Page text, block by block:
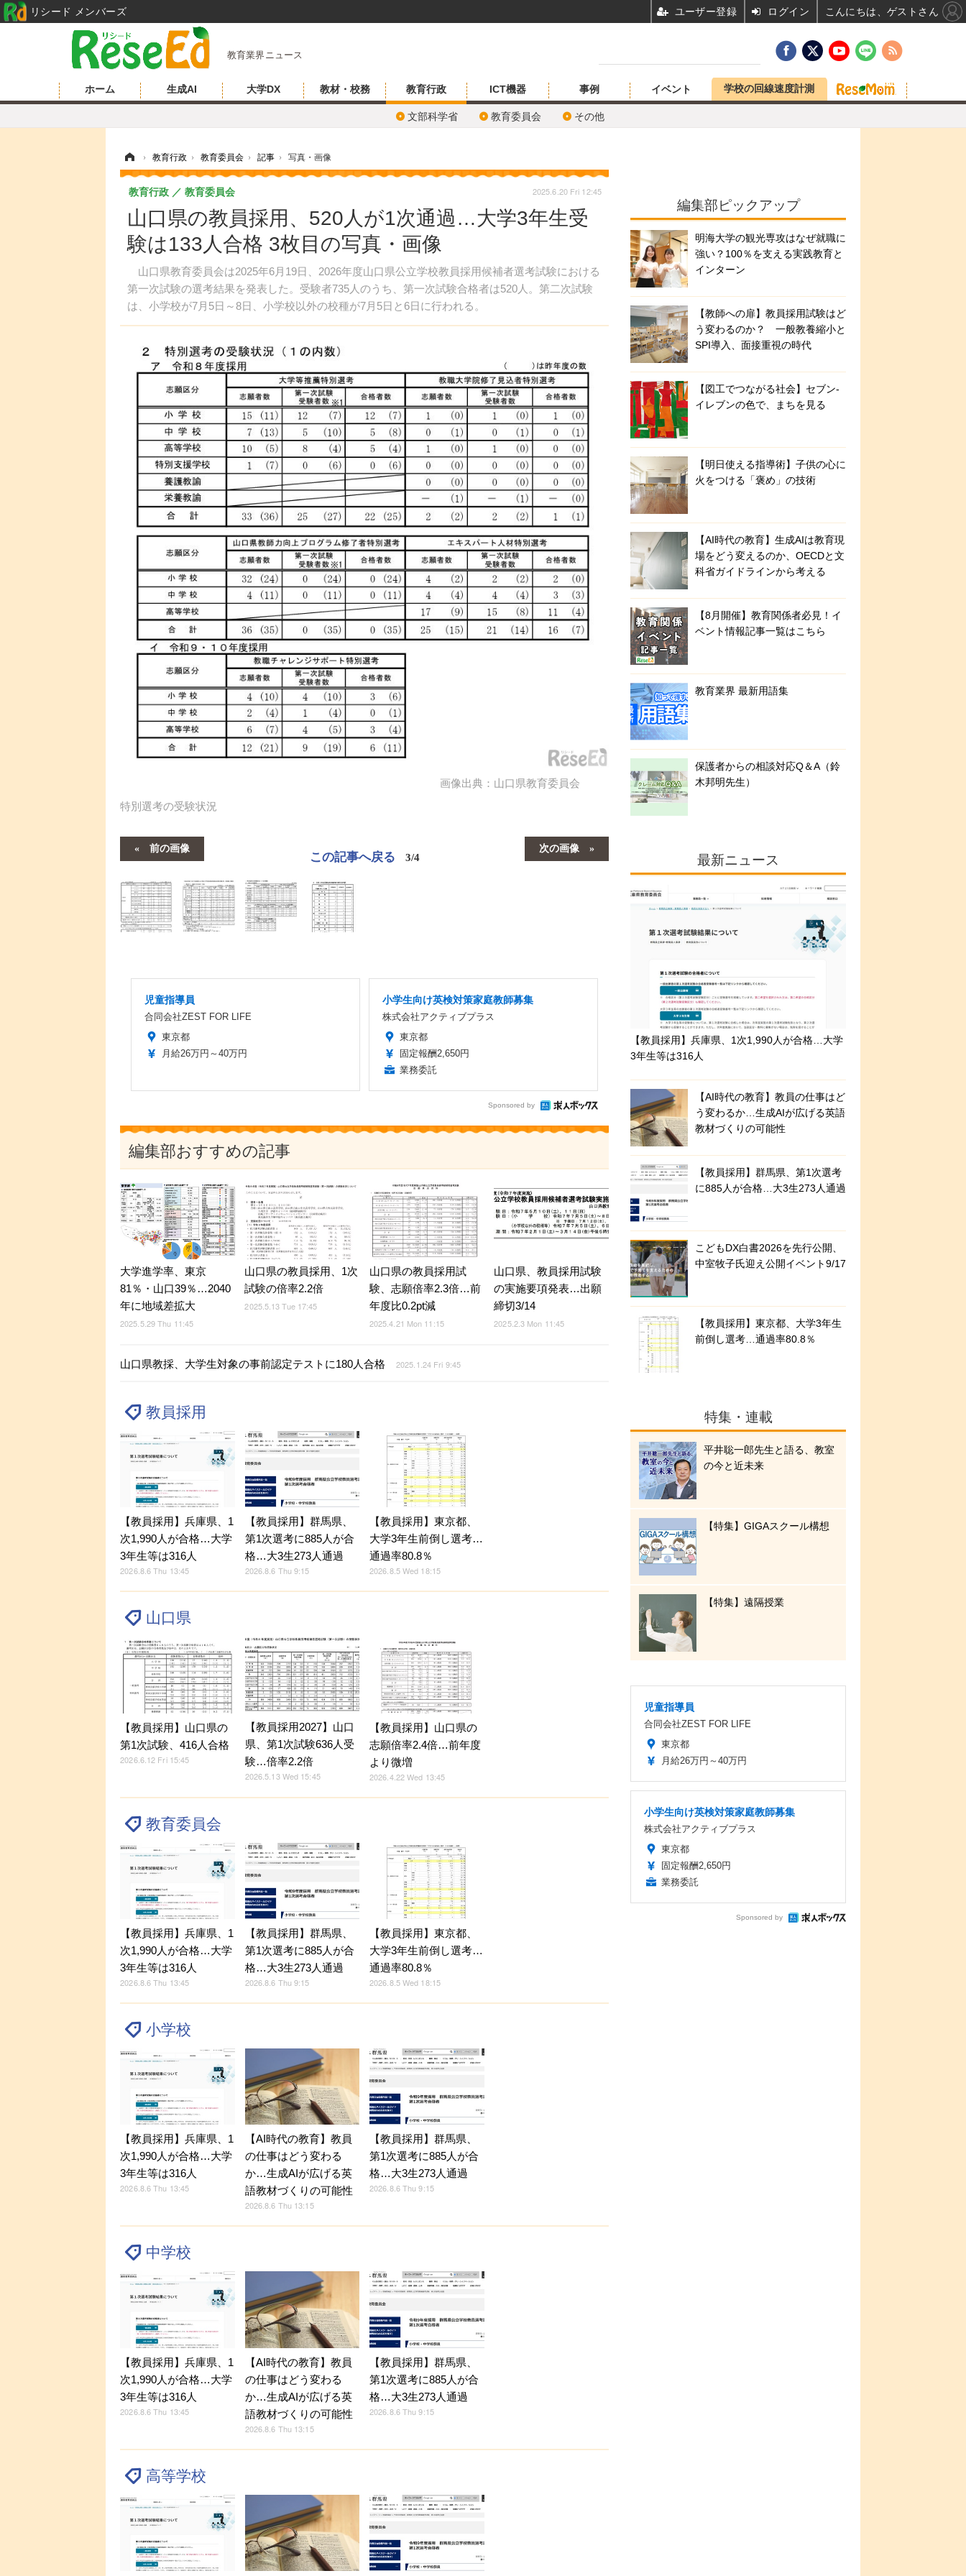
教育業界ニュース
ホーム 生成AI 大学DX 教材・校務 教育行政
文部科学省 教育委員会 その他
ICT機器 事例 イベント 学校の回線速度計測
› 教育行政 › 教育委員会 › 記事 › 写真・画像
山口県の教員採用、520人が1次通過…大学3年生受
験は133人合格 3枚目の写真・画像
山口県教育委員会は2025年6月19日、2026年度山口県公立学校教員採用候補者選考試験における
第一次試験の選考結果を発表した。受験者735人のうち、第一次試験合格者は520人。第二次試験
は、小学校が7月5日～8日、小学校以外の校種が7月5日と6日に行われる。
教育行政 教育委員会 2025.6.20 Fri 12:45
画像出典：山口県教育委員会
特別選考の受験状況
前の画像 次の画像
この記事へ戻る 3/4
児童指導員
合同会社ZEST FOR LIFE
東京都
月給26万円～40万円
小学生向け英検対策家庭教師募集
株式会社アクティブプラス
東京都
固定報酬2,650円
業務委託
Sponsored by
編集部おすすめの記事
大学進学率、東京
81％・山口39％…2040
年に地域差拡大
2025.5.29 Thu 11:45
山口県の教員採用、1次
試験の倍率2.2倍
2025.5.13 Tue 17:45
山口県の教員採用試
験、志願倍率2.3倍…前
年度比0.2pt減
2025.4.21 Mon 11:15
山口県、教員採用試験
の実施要項発表…出願
締切3/14
2025.2.3 Mon 11:45
山口県教採、大学生対象の事前認定テストに180人合格 2025.1.24 Fri 9:45
教員採用
【教員採用】兵庫県、1
次1,990人が合格…大学
3年生等は316人
2026.8.6 Thu 13:45
【教員採用】群馬県、
第1次選考に885人が合
格…大3生273人通過
2026.8.6 Thu 9:15
【教員採用】東京都、
大学3年生前倒し選考…
通過率80.8％
2026.8.5 Wed 18:15
山口県
【教員採用】山口県の
第1次試験、416人合格
2026.6.12 Fri 15:45
【教員採用2027】山口
県、第1次試験636人受
験…倍率2.2倍
2026.5.13 Wed 15:45
【教員採用】山口県の
志願倍率2.4倍…前年度
より微増
2026.4.22 Wed 13:45
教育委員会
【教員採用】兵庫県、1
次1,990人が合格…大学
3年生等は316人
2026.8.6 Thu 13:45
【教員採用】群馬県、
第1次選考に885人が合
格…大3生273人通過
2026.8.6 Thu 9:15
【教員採用】東京都、
大学3年生前倒し選考…
通過率80.8％
2026.8.5 Wed 18:15
小学校
【教員採用】兵庫県、1
次1,990人が合格…大学
3年生等は316人
2026.8.6 Thu 13:45
【AI時代の教育】教員
の仕事はどう変わる
か…生成AIが広げる英
語教材づくりの可能性
2026.8.6 Thu 13:15
【教員採用】群馬県、
第1次選考に885人が合
格…大3生273人通過
2026.8.6 Thu 9:15
中学校
【教員採用】兵庫県、1
次1,990人が合格…大学
3年生等は316人
2026.8.6 Thu 13:45
【AI時代の教育】教員
の仕事はどう変わる
か…生成AIが広げる英
語教材づくりの可能性
2026.8.6 Thu 13:15
【教員採用】群馬県、
第1次選考に885人が合
格…大3生273人通過
2026.8.6 Thu 9:15
高等学校
編集部ピックアップ
明海大学の観光専攻はなぜ就職に
強い？100％を支える実践教育と
インターン
【教師への扉】教員採用試験はど
う変わるのか？ 一般教養縮小と
SPI導入、面接重視の時代
【図工でつながる社会】セブン‐
イレブンの色で、まちを見る
【明日使える指導術】子供の心に
火をつける「褒め」の技術
【AI時代の教育】生成AIは教育現
場をどう変えるのか、OECDと文
科省ガイドラインから考える
【8月開催】教育関係者必見！イ
ベント情報記事一覧はこちら
教育業界 最新用語集
保護者からの相談対応Q＆A（鈴
木邦明先生）
最新ニュース
【教員採用】兵庫県、1次1,990人が合格…大学
3年生等は316人
【AI時代の教育】教員の仕事はど
う変わるか…生成AIが広げる英語
教材づくりの可能性
【教員採用】群馬県、第1次選考
に885人が合格…大3生273人通過
こどもDX白書2026を先行公開、
中室牧子氏迎え公開イベント9/17
【教員採用】東京都、大学3年生
前倒し選考…通過率80.8％
特集・連載
平井聡一郎先生と語る、教室
の今と近未来
【特集】GIGAスクール構想
【特集】遠隔授業
児童指導員
合同会社ZEST FOR LIFE
東京都
月給26万円～40万円
小学生向け英検対策家庭教師募集
株式会社アクティブプラス
東京都
固定報酬2,650円
業務委託
Sponsored by
リシード メンバーズ ユーザー登録 ログイン こんにちは、ゲストさん